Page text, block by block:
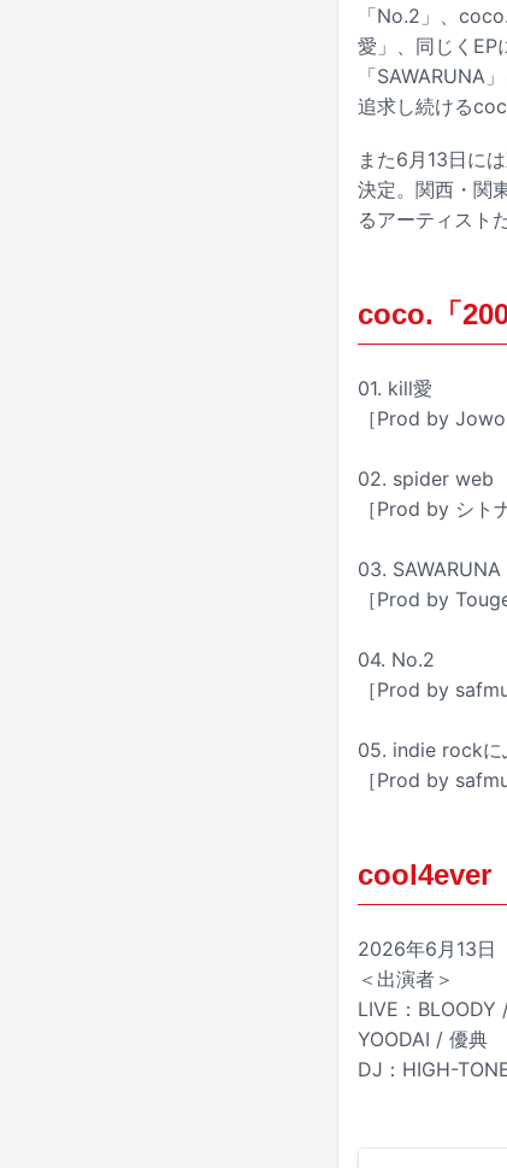
「No.2」、
愛」、同じく
「SAWARUNA
追求し続ける
また6月13日に
決定。関西・関
るアーティスト
coco.「
01. kill愛
［Prod by
02. spider web
［Prod by シト
03. SAWARUNA
［Prod by Touge
04. No.2
［Prod by
05. indie rockに
［Prod by
cool4ever
2026年6月13日
＜出演者＞
LIVE：
YOODAI / 優典
DJ：HIGH-